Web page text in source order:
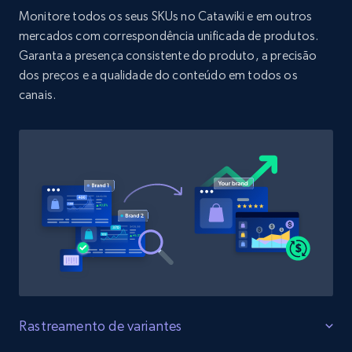
URL, Product id, Title, Product description,
and more.
Target - Discover products by specified
UPC
URL, Product id, Title, Product description,
Rating, Reviews count, Initial price, Discount,
and more.
Monitore todos os seus SKUs no Catawiki e em outros
mercados com correspondência unificada de produtos.
Garanta a presença consistente do produto, a precisão
dos preços e a qualidade do conteúdo em todos os
canais.
Rastreamento de variantes